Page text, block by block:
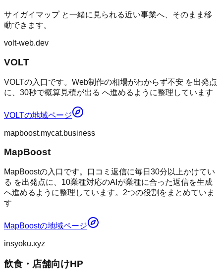
サイガイマップと一緒に見られる近い事業へ、そのまま移
動できます。
volt-web.dev
VOLT
VOLTの入口です。Web制作の相場がわからず不安 を出発点
に、30秒で概算見積が出る へ進めるように整理しています
VOLTの地域ページ
mapboost.mycat.business
MapBoost
MapBoostの入口です。口コミ返信に毎日30分以上かけてい
る を出発点に、10業種対応のAIが業種に合った返信を生成
へ進めるように整理しています。2つの役割をまとめていま
す
MapBoostの地域ページ
insyoku.xyz
飲食・店舗向けHP